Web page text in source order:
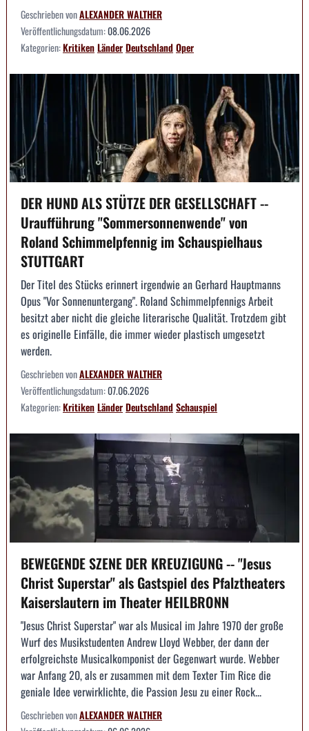
Geschrieben vonALEXANDER WALTHER
Veröffentlichungsdatum:08.06.2026
Kategorien:KritikenLänderDeutschlandOper
DER HUND ALS STÜTZE DER GESELLSCHAFT --
Uraufführung "Sommersonnenwende" von
Roland Schimmelpfennig im Schauspielhaus
STUTTGART
Der Titel des Stücks erinnert irgendwie an Gerhard Hauptmanns
Opus "Vor Sonnenuntergang". Roland Schimmelpfennigs Arbeit
besitzt aber nicht die gleiche literarische Qualität. Trotzdem gibt
es originelle Einfälle, die immer wieder plastisch umgesetzt
werden.
Geschrieben vonALEXANDER WALTHER
Veröffentlichungsdatum:07.06.2026
Kategorien:KritikenLänderDeutschlandSchauspiel
BEWEGENDE SZENE DER KREUZIGUNG -- "Jesus
Christ Superstar" als Gastspiel des Pfalztheaters
Kaiserslautern im Theater HEILBRONN
"Jesus Christ Superstar" war als Musical im Jahre 1970 der große
Wurf des Musikstudenten Andrew Lloyd Webber, der dann der
erfolgreichste Musicalkomponist der Gegenwart wurde. Webber
war Anfang 20, als er zusammen mit dem Texter Tim Rice die
geniale Idee verwirklichte, die Passion Jesu zu einer Rock...
Geschrieben vonALEXANDER WALTHER